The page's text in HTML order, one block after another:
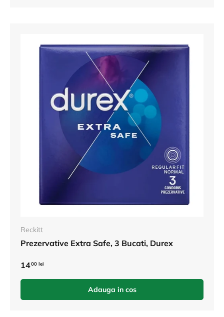
Reckitt
Prezervative Extra Safe, 3 Bucati, Durex
1400 lei
Adauga in cos